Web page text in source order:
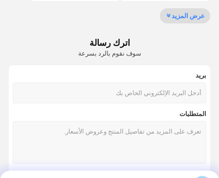
مسحوق الكولاجين بالماء
غير مضغوط النوع الثاني الكولاجين
النوع الثاني الدجاج الكولاجين
مسحوق كولاجين السمك
حبيبات كولاجين السمك
عرض المزيد
اترك رسالة
سوف نقوم بالرد بسرعة
بريد
المتطلبات